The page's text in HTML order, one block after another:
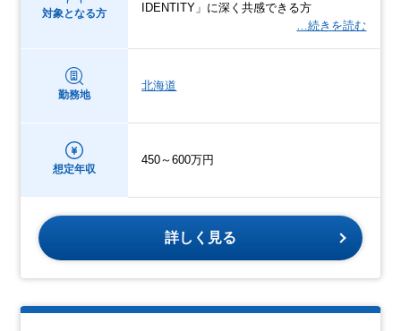
対象となる方
IDENTITY」に深く共感できる方
…続きを読む
勤務地
北海道
想定年収
450～600万円
詳しく見る